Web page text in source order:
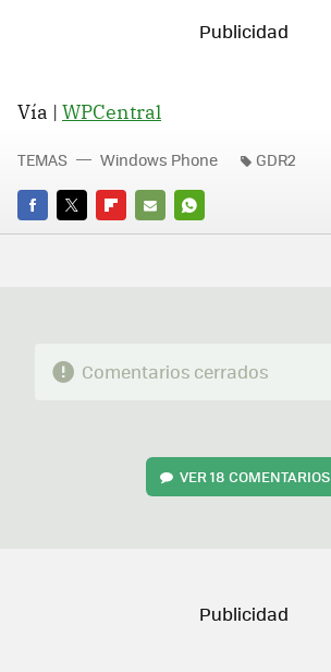
Vía | WPCentral
FACEBOOK
TWITTERFLIPBOARD
E-
WHATSAPP
TEMAS Windows Phone GDR2
Comentarios cerrados
VER18 COMENTARIOS